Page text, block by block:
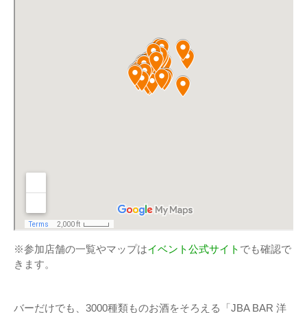
※参加店舗の一覧やマップはイベント公式サイト でも確認で
きます。
バーだけでも、3000種類ものお酒をそろえる「JBA BAR 洋